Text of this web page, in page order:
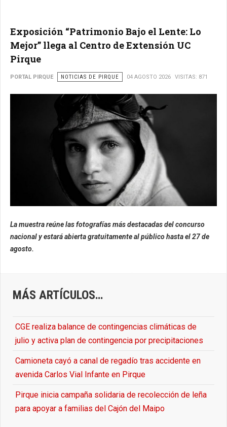
Exposición “Patrimonio Bajo el Lente: Lo
Mejor” llega al Centro de Extensión UC
Pirque
PORTAL PIRQUE NOTICIAS DE PIRQUE 04 AGOSTO 2026 VISITAS: 871
La muestra reúne las fotografías más destacadas del concurso
nacional y estará abierta gratuitamente al público hasta el 27 de
agosto.
MÁS ARTÍCULOS…
CGE realiza balance de contingencias climáticas de
julio y activa plan de contingencia por precipitaciones
Camioneta cayó a canal de regadío tras accidente en
avenida Carlos Vial Infante en Pirque
Pirque inicia campaña solidaria de recolección de leña
para apoyar a familias del Cajón del Maipo